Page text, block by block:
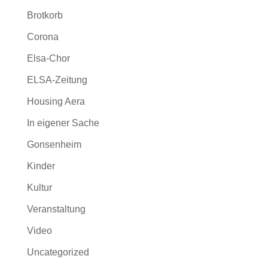
Brotkorb
Corona
Elsa-Chor
ELSA-Zeitung
Housing Aera
In eigener Sache
Gonsenheim
Kinder
Kultur
Veranstaltung
Video
Uncategorized